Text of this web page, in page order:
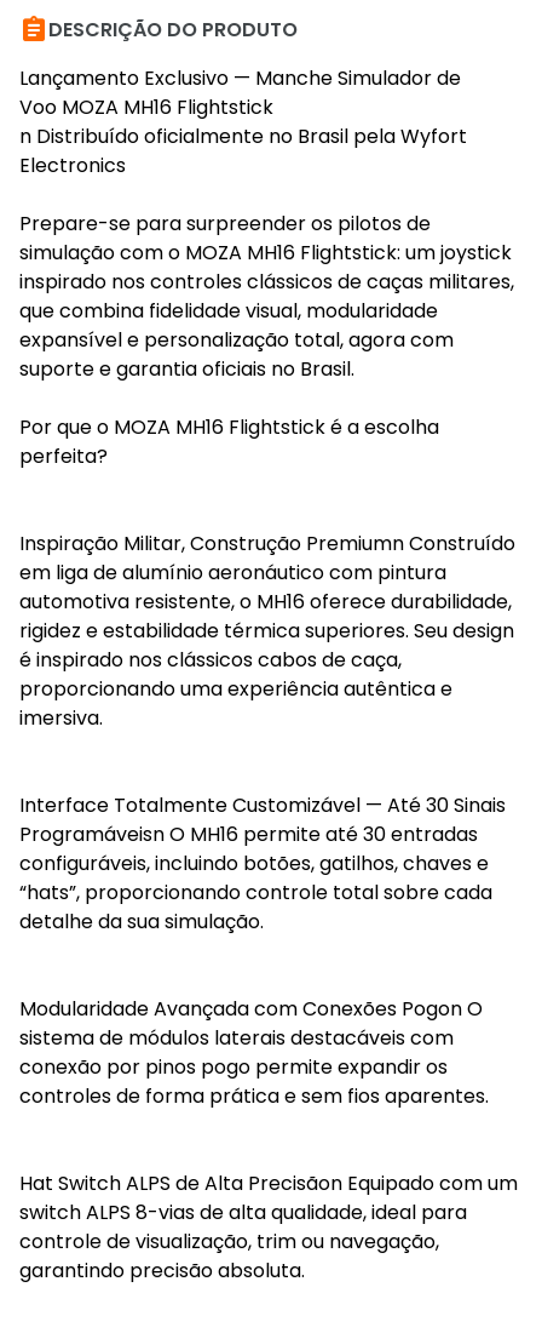
DESCRIÇÃO DO PRODUTO
Lançamento Exclusivo — Manche Simulador de
Voo MOZA MH16 Flightstick
n Distribuído oficialmente no Brasil pela Wyfort
Electronics
Prepare-se para surpreender os pilotos de
simulação com o MOZA MH16 Flightstick: um joystick
inspirado nos controles clássicos de caças militares,
que combina fidelidade visual, modularidade
expansível e personalização total, agora com
suporte e garantia oficiais no Brasil.
Por que o MOZA MH16 Flightstick é a escolha
perfeita?
Inspiração Militar, Construção Premiumn Construído
em liga de alumínio aeronáutico com pintura
automotiva resistente, o MH16 oferece durabilidade,
rigidez e estabilidade térmica superiores. Seu design
é inspirado nos clássicos cabos de caça,
proporcionando uma experiência autêntica e
imersiva.
Interface Totalmente Customizável — Até 30 Sinais
Programáveisn O MH16 permite até 30 entradas
configuráveis, incluindo botões, gatilhos, chaves e
“hats”, proporcionando controle total sobre cada
detalhe da sua simulação.
Modularidade Avançada com Conexões Pogon O
sistema de módulos laterais destacáveis com
conexão por pinos pogo permite expandir os
controles de forma prática e sem fios aparentes.
Hat Switch ALPS de Alta Precisãon Equipado com um
switch ALPS 8-vias de alta qualidade, ideal para
controle de visualização, trim ou navegação,
garantindo precisão absoluta.